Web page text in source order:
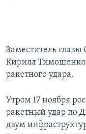
Заместитель
Кирилл Тимошенко
ракетного удара.
Утром 17 ноября
ракетный удар по
двум